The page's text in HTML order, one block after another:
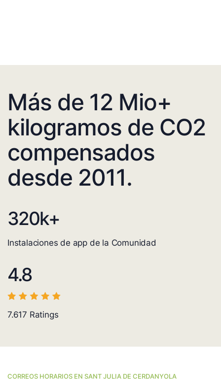
Más de 12 Mio+
kilogramos de CO2
compensados
desde 2011.
320k+
Instalaciones de app de la Comunidad
4.8
7.617 Ratings
CORREOS HORARIOS EN SANT JULIA DE CERDANYOLA